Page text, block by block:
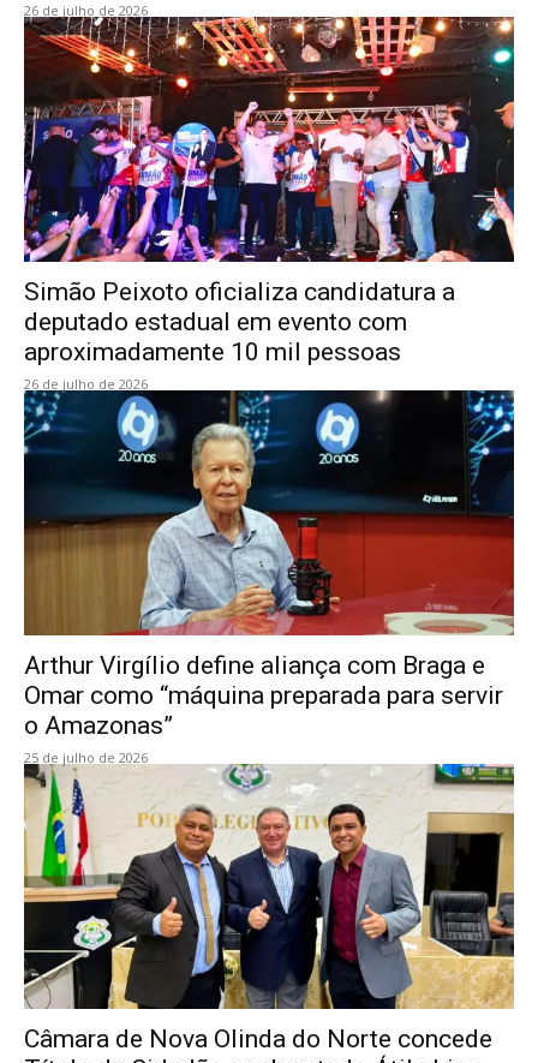
26 de julho de 2026
Simão Peixoto oficializa candidatura a
deputado estadual em evento com
aproximadamente 10 mil pessoas
26 de julho de 2026
Arthur Virgílio define aliança com Braga e
Omar como “máquina preparada para servir
o Amazonas”
25 de julho de 2026
Câmara de Nova Olinda do Norte concede